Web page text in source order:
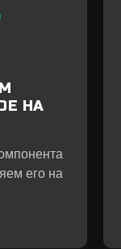
НА
его на